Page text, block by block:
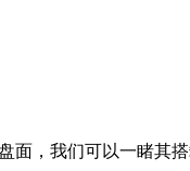
面，我们可以一睹其